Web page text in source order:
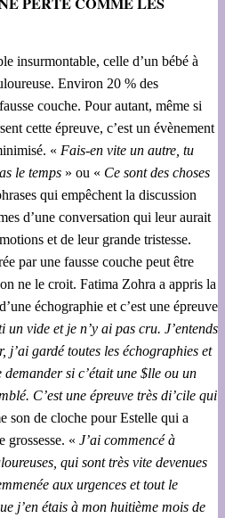
insurmontable, celle d’un bébé à
Environ 20 % des
couche. Pour autant, même si
cette épreuve, c’est un évènement
« Fais-en vite un autre, tu
le temps » ou « Ce sont des choses
qui empêchent la discussion
d’une conversation qui leur aurait
et de leur grande tristesse.
par une fausse couche peut être
ne le croit. Fatima Zohra a appris la
échographie et c’est une épreuve
un vide et je n’y ai pas cru. J’entends
j’ai gardé toutes les échographies et
demander si c’était une $lle ou un
C’est une épreuve très di’cile qui
son de cloche pour Estelle qui a
grossesse. « J’ai commencé à
qui sont très vite devenues
aux urgences et tout le
j’en étais à mon huitième mois de